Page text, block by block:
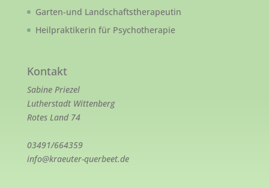
Garten-und Landschaftstherapeutin
Heilpraktikerin für Psychotherapie
Kontakt
Sabine Priezel
Lutherstadt Wittenberg
Rotes Land 74
03491/664359
info@kraeuter-querbeet.de